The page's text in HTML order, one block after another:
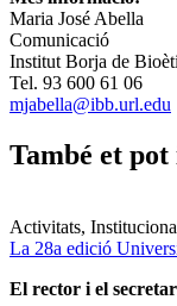
Maria José Abella
Comunicació
Institut Borja de
Tel. 93 600 61 06
mjabella@ibb.url.edu
També et
Activitats,
La 28a edició
El rector i el